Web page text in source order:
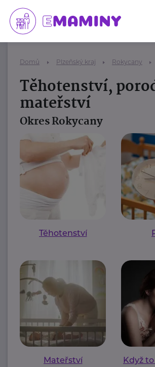
Domů Plzeňský kraj Rokycany
Těhotenství,
mateřství
Okres Rokycany
Těhotenství
Mateřství
Když